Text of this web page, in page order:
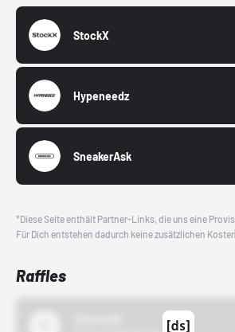
StockX
Hypeneedz
SneakerAsk
*Diese Seite enthält Partner-Links, die uns eine
Für Dich entstehen dadurch keine zusätzlichen
Raffles